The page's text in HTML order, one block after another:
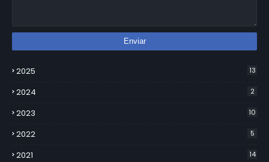
2025 13
2024 2
2023 10
2022 5
2021 14